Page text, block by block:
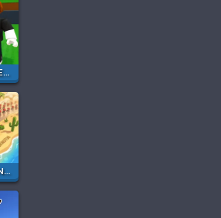
STEAL A BRAINROT ARENA 67
COMBAT GUARDIAN: UNDER ATTACK